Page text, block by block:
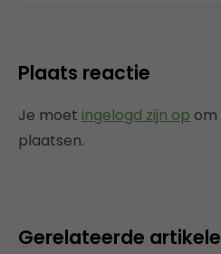
Plaats reactie
Je moet ingelogd zijn op
plaatsen.
Gerelateerde